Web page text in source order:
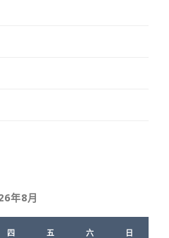
年8月
四 五 六 日